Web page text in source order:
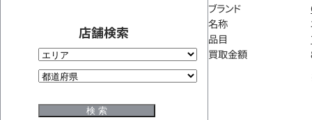
店舗検索
ブランド
名称
品目
買取金額